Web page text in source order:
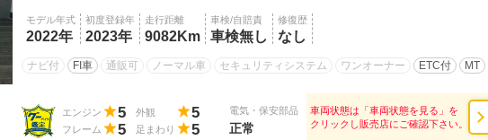
モデル年式
2022年
初度登録年
2023年
走行距離
9082Km
車検/自賠責
車検無し
修復歴
なし
ナビ付 FI車 通販可 ノーマル車 セキュリティシステム ワンオーナー ETC付 MT
エンジン 5 外観 5
フレーム 5 足まわり 5
電気・保安部品
正常
車両状態は「車両状態を見る」を
クリックし販売店にご確認下さい。